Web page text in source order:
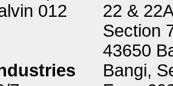
012
22 &
Section
43650
Bangi,